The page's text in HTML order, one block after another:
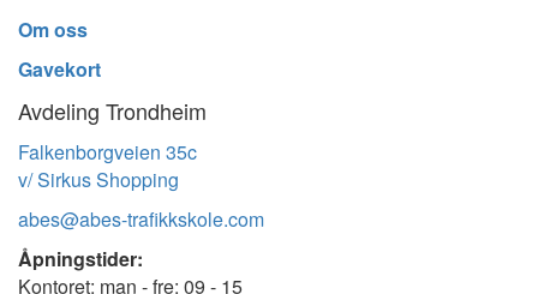
Om oss
Gavekort
Avdeling Trondheim
Falkenborgveien 35c
v/ Sirkus Shopping
abes@abes-trafikkskole.com
Åpningstider:
Kontoret: man - fre: 09 - 15